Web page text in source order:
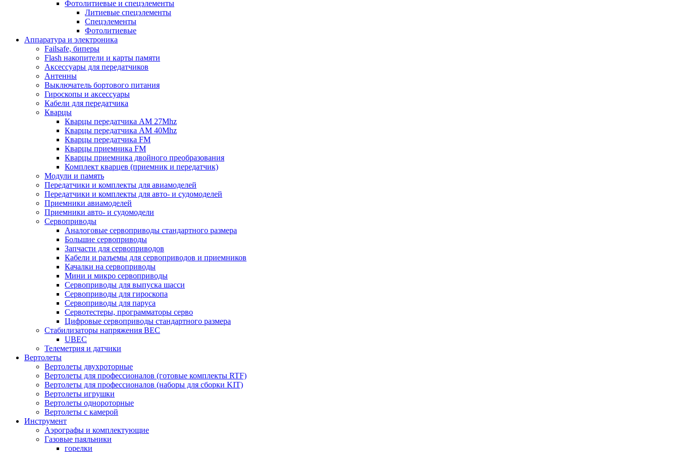
Фотолитиевые и спецэлементы
Литиевые спецэлементы
Спецэлементы
Фотолитиевые
Аппаратура и электроника
Failsafe, биперы
Flash накопители и карты памяти
Аксессуары для передатчиков
Антенны
Выключатель бортового питания
Гироскопы и аксессуары
Кабели для передатчика
Кварцы
Кварцы передатчика AM 27Mhz
Кварцы передатчика AM 40Mhz
Кварцы передатчика FM
Кварцы приемника FM
Кварцы приемника двойного преобразования
Комплект кварцев (приемник и передатчик)
Модули и память
Передатчики и комплекты для авиамоделей
Передатчики и комплекты для авто- и судомоделей
Приемники авиамоделей
Приемники авто- и судомодели
Сервоприводы
Аналоговые сервоприводы стандартного размера
Большие сервоприводы
Запчасти для сервоприводов
Кабели и разъемы для сервоприводов и приемников
Качалки на сервоприводы
Мини и микро сервоприводы
Сервоприводы для выпуска шасси
Сервоприводы для гироскопа
Сервоприводы для паруса
Сервотестеры, программаторы серво
Цифровые сервоприводы стандартного размера
Стабилизаторы напряжения BEC
UBEC
Телеметрия и датчики
Вертолеты
Вертолеты двухроторные
Вертолеты для профессионалов (готовые комплекты RTF)
Вертолеты для профессионалов (наборы для сборки KIT)
Вертолеты игрушки
Вертолеты однороторные
Вертолеты с камерой
Инструмент
Аэрографы и комплектующие
Газовые паяльники
горелки